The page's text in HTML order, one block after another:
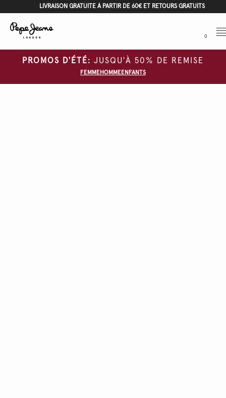
LIVRAISON GRATUITE À PARTIR DE 60€ ET RETOURS GRATUITS
0
PROMOS D'ÉTÉ: JUSQU'À 50% DE REMISE
FEMMEHOMMEENFANTS